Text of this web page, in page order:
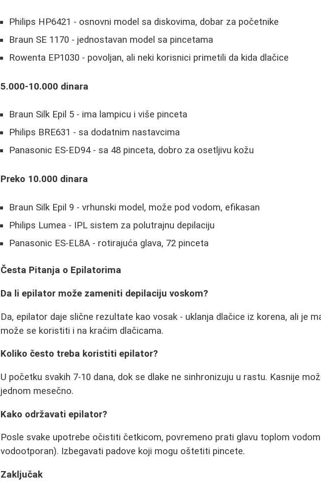
Philips HP6421 - osnovni model sa diskovima, dobar za početnike
Braun SE 1170 - jednostavan model sa pincetama
Rowenta EP1030 - povoljan, ali neki korisnici primetili da kida dlačice
5.000-10.000 dinara
Braun Silk Epil 5 - ima lampicu i više pinceta
Philips BRE631 - sa dodatnim nastavcima
Panasonic ES-ED94 - sa 48 pinceta, dobro za osetljivu kožu
Preko 10.000 dinara
Braun Silk Epil 9 - vrhunski model, može pod vodom, efikasan
Philips Lumea - IPL sistem za polutrajnu depilaciju
Panasonic ES-EL8A - rotirajuća glava, 72 pinceta
Česta Pitanja o Epilatorima
Da li epilator može zameniti depilaciju voskom?
Da, epilator daje slične rezultate kao vosak - uklanja dlačice iz korena, ali je
može se koristiti i na kraćim dlačicama.
Koliko često treba koristiti epilator?
U početku svakih 7-10 dana, dok se dlake ne sinhronizuju u rastu. Kasnije
jednom mesečno.
Kako održavati epilator?
Posle svake upotrebe očistiti četkicom, povremeno prati glavu toplom vodom
vodootporan). Izbegavati padove koji mogu oštetiti pincete.
Zaključak